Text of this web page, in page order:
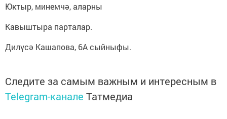
Юктыр, минемчә, аларны
Кавыштыра парталар.
Дилүсә Кашапова, 6А сыйныфы.
Следите за самым важным и интересным в
Telegram-канале Татмедиа